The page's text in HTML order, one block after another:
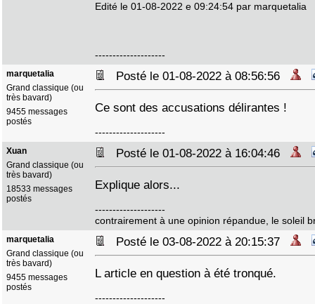
Edité le 01-08-2022 e 09:24:54 par marquetalia
--------------------
marquetalia
Grand classique (ou
très bavard)
9455 messages
postés
Posté le 01-08-2022 à 08:56:56
Ce sont des accusations délirantes !
--------------------
Xuan
Grand classique (ou
très bavard)
18533 messages
postés
Posté le 01-08-2022 à 16:04:46
Explique alors...
--------------------
contrairement à une opinion répandue, le soleil
marquetalia
Grand classique (ou
très bavard)
9455 messages
postés
Posté le 03-08-2022 à 20:15:37
L article en question à été tronqué.
--------------------